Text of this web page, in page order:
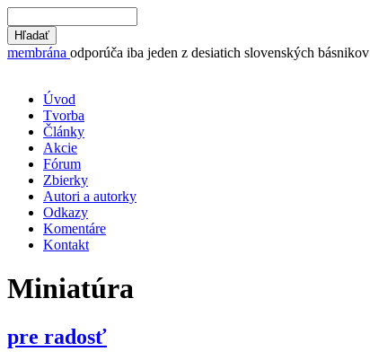
membrána odporúča iba jeden z desiatich slovenských básnikov
Úvod
Tvorba
Články
Akcie
Fórum
Zbierky
Autori a autorky
Odkazy
Komentáre
Kontakt
Miniatúra
pre radosť